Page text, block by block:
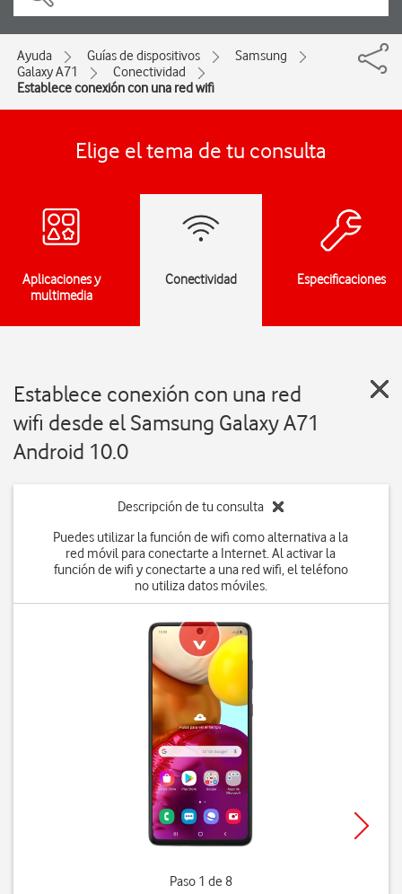
Ayuda Guías de dispositivos
Samsung
Galaxy A71
Conectividad
Establece conexión con una red wifi
Elige el tema de tu consulta
Aplicaciones y
multimedia
Conectividad Especificaciones
Establece conexión con una red
wifi desde el Samsung Galaxy A71
Android 10.0
Descripción de tu consulta
Puedes utilizar la función de wifi como alternativa a la
red móvil para conectarte a Internet. Al activar la
función de wifi y conectarte a una red wifi, el teléfono
no utiliza datos móviles.
Paso 1 de 8